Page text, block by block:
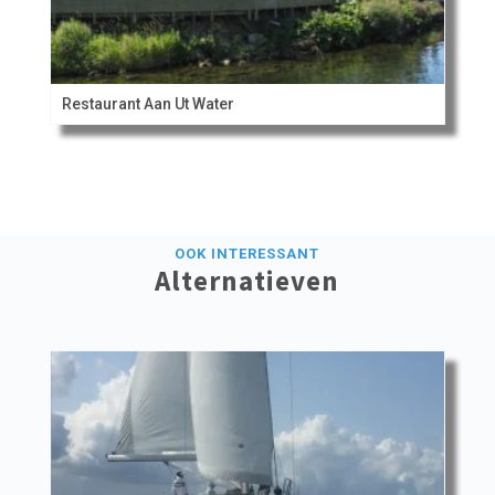
Restaurant Aan Ut Water
OOK INTERESSANT
Alternatieven